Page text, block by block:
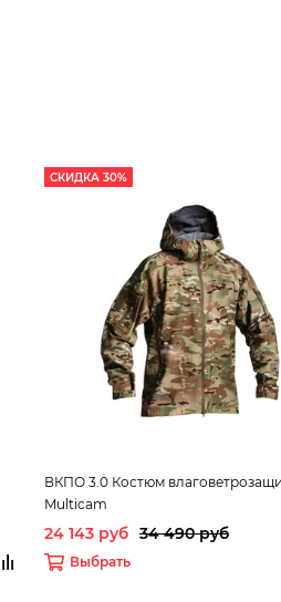
СКИДКА 30%
ВКПО 3.0 Костюм
Multicam
24 143 руб 34 490 руб
Выбрать